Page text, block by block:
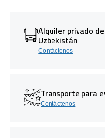
Alquiler privado
Uzbekistán
Contáctenos
Transporte para
Contáctenos